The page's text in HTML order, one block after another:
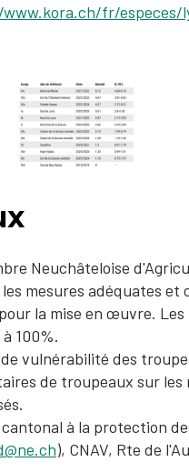
fr/especes/
Neuchâteloise
mesures adéquates et
la mise en œuvre. Les
100%.
vulnérabilité des
de troupeaux sur les
à la protection
), CNAV, Rte de